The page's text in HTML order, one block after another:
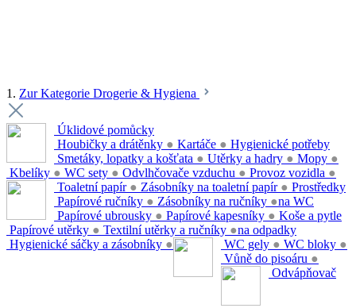
1. Zur Kategorie Drogerie & Hygiena
Úklidové pomůcky
Houbičky a drátěnky ● Kartáče ●
Smetáky, lopatky a košťata ● Utěrky a hadry ● Mopy ●
Kbelíky ● WC sety ● Odvlhčovače vzduchu ● Provoz vozidla ●
Hygienické potřeby
Toaletní papír ● Zásobníky na toaletní papír ●
Papírové ručníky ● Zásobníky na ručníky ●
Papírové ubrousky ● Papírové kapesníky ●
Papírové utěrky ● Textilní utěrky a ručníky ●
Hygienické sáčky a zásobníky ●
Prostředky
na WC
WC gely ● WC bloky ●
Vůně do pisoáru ●
Koše a pytle
na odpadky
Odvápňovač